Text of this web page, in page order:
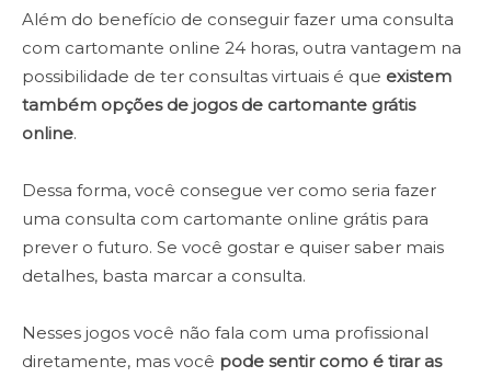
Além do benefício de conseguir fazer uma consulta
com cartomante online 24 horas, outra vantagem na
possibilidade de ter consultas virtuais é que existem
também opções de jogos de cartomante grátis
online.
Dessa forma, você consegue ver como seria fazer
uma consulta com cartomante online grátis para
prever o futuro. Se você gostar e quiser saber mais
detalhes, basta marcar a consulta.
Nesses jogos você não fala com uma profissional
diretamente, mas você pode sentir como é tirar as